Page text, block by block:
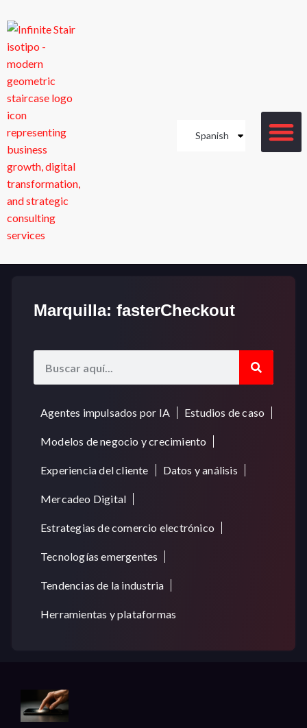
Spanish
Marquilla: fasterCheckout
Agentes impulsados por IA Estudios de caso
Modelos de negocio y crecimiento
Experiencia del cliente Datos y análisis
Mercadeo Digital
Estrategias de comercio electrónico
Tecnologías emergentes
Tendencias de la industria
Herramientas y plataformas